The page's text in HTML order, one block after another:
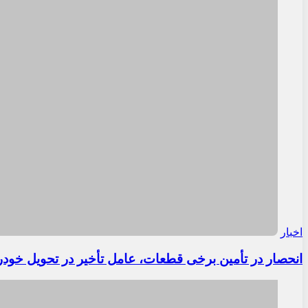
اخبار
انحصار در تأمین برخی قطعات، عامل تأخیر در تحویل